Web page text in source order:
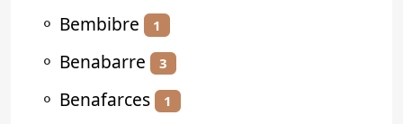
⚬ Bembibre 1
⚬ Benabarre 3
⚬ Benafarces 1